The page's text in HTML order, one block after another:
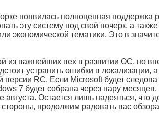
появилась полноценная поддержка
эту систему под свой почерк, а
экономической тематики. Это в
из важнейших вех в развитии ОС, но
устранить ошибки в
версии RC. Если Microsoft будет
7 будет собрана через пару
августа. Остается лишь надеяться,
продолжим радовать вас